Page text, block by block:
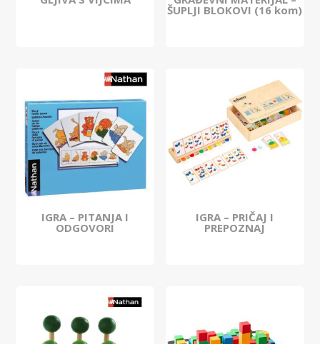
ŠUPLJI BLOKOVI (16 kom)
IGRA – PITANJA I
ODGOVORI
IGRA – PRIČAJ I
PREPOZNAJ